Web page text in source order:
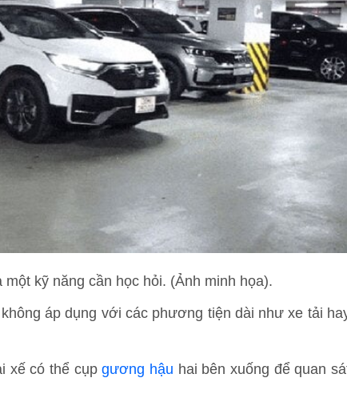
kỹ năng cần học hỏi. (Ảnh minh họa).
áp dụng với các phương tiện dài như xe tải
xế có thể cụpgương hậu hai bên xuống để quan